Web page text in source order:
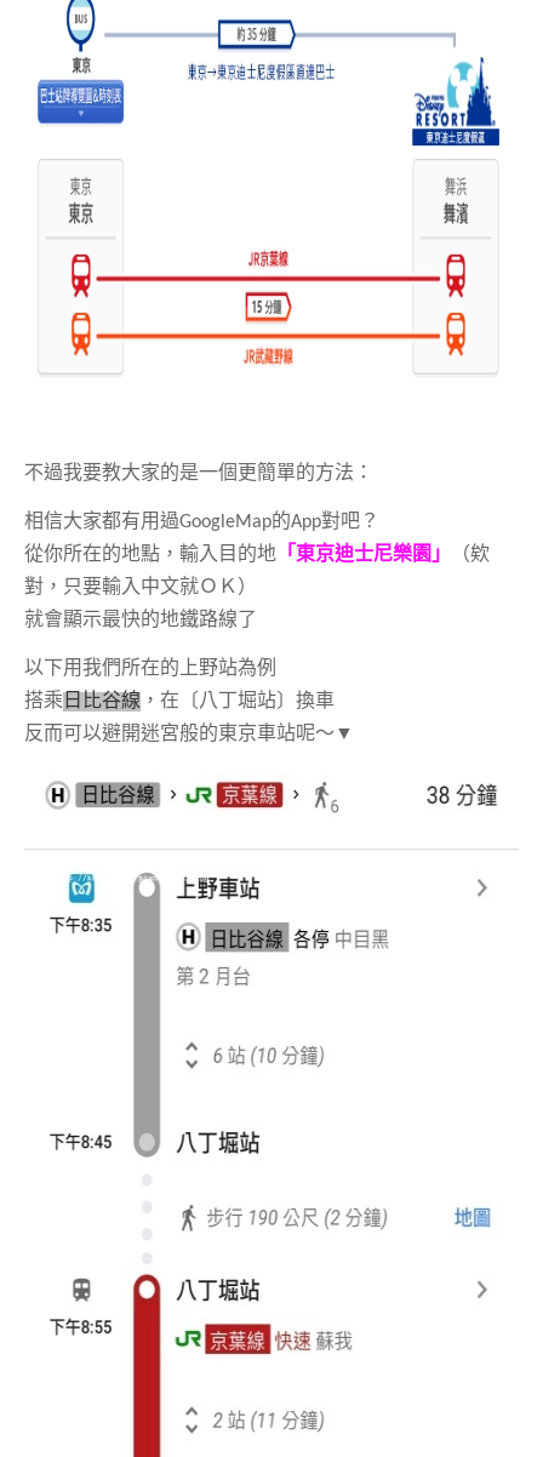
不過我要教大家的是一個更簡單的方法：
相信大家都有用過GoogleMap的App對吧？
從你所在的地點，輸入目的地 「東京迪士尼樂園」
（欸
對，只要輸入中文就ＯＫ）
就會顯示最快的地鐵路線了
以下用我們所在的上野站為例
搭乘 日比谷線 ，在〔八丁堀站〕換車
反而可以避開迷宮般的東京車站呢～▼